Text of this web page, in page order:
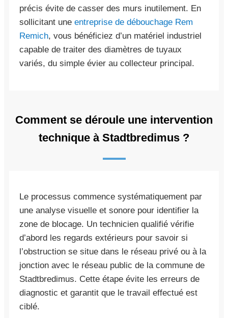
précis évite de casser des murs inutilement. En
sollicitant une entreprise de débouchage Rem
Remich, vous bénéficiez d’un matériel industriel
capable de traiter des diamètres de tuyaux
variés, du simple évier au collecteur principal.
Comment se déroule une intervention
technique à Stadtbredimus ?
Le processus commence systématiquement par
une analyse visuelle et sonore pour identifier la
zone de blocage. Un technicien qualifié vérifie
d’abord les regards extérieurs pour savoir si
l’obstruction se situe dans le réseau privé ou à la
jonction avec le réseau public de la commune de
Stadtbredimus. Cette étape évite les erreurs de
diagnostic et garantit que le travail effectué est
ciblé.